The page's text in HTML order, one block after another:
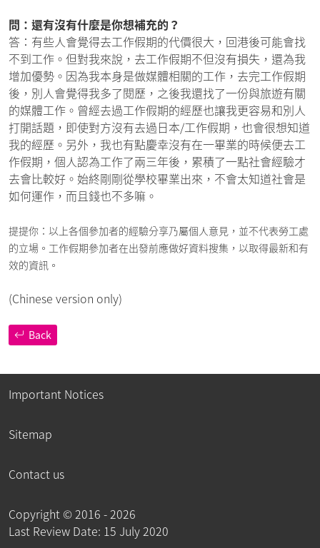
問：還有沒有什麼是你想補充的？
答：有些人會覺得去工作假期的代價很大，回港後可能會找
不到工作。但對我來說，去工作假期不但沒有損失，還為我
增加優勢。因為我本身是做媒體相關的工作，去完工作假期
後，別人會覺得我多了閱歷，之後我還找了一份與旅遊有關
的媒體工作。曾經去過工作假期的經歷也讓我更容易和別人
打開話題，即使對方沒有去過日本/工作假期，也會很想知道
我的經歷。另外，我也有點慶幸沒有在一畢業的時候便去工
作假期，個人認為工作了兩三年後，累積了一點社會經驗才
去會比較好。始終剛剛從學校畢業出來，不會太知道社會是
如何運作，而且錢也不多嘛。
提提你：以上各個參加者的經驗分享乃屬個人意見，並不代表勞工處
的立場。工作假期參加者在出發前應做好資料搜集，以取得最新和有
效的資訊。
(Chinese version only)
Back
Important Notices
Sitemap
Contact us
Copyright © 2016 - 2026
Last Review Date: 15 July 2020